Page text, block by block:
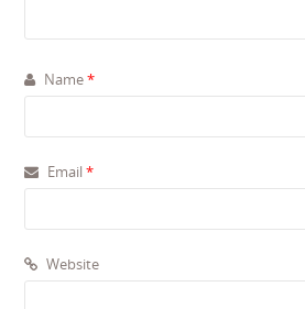
Name*
Email*
Website